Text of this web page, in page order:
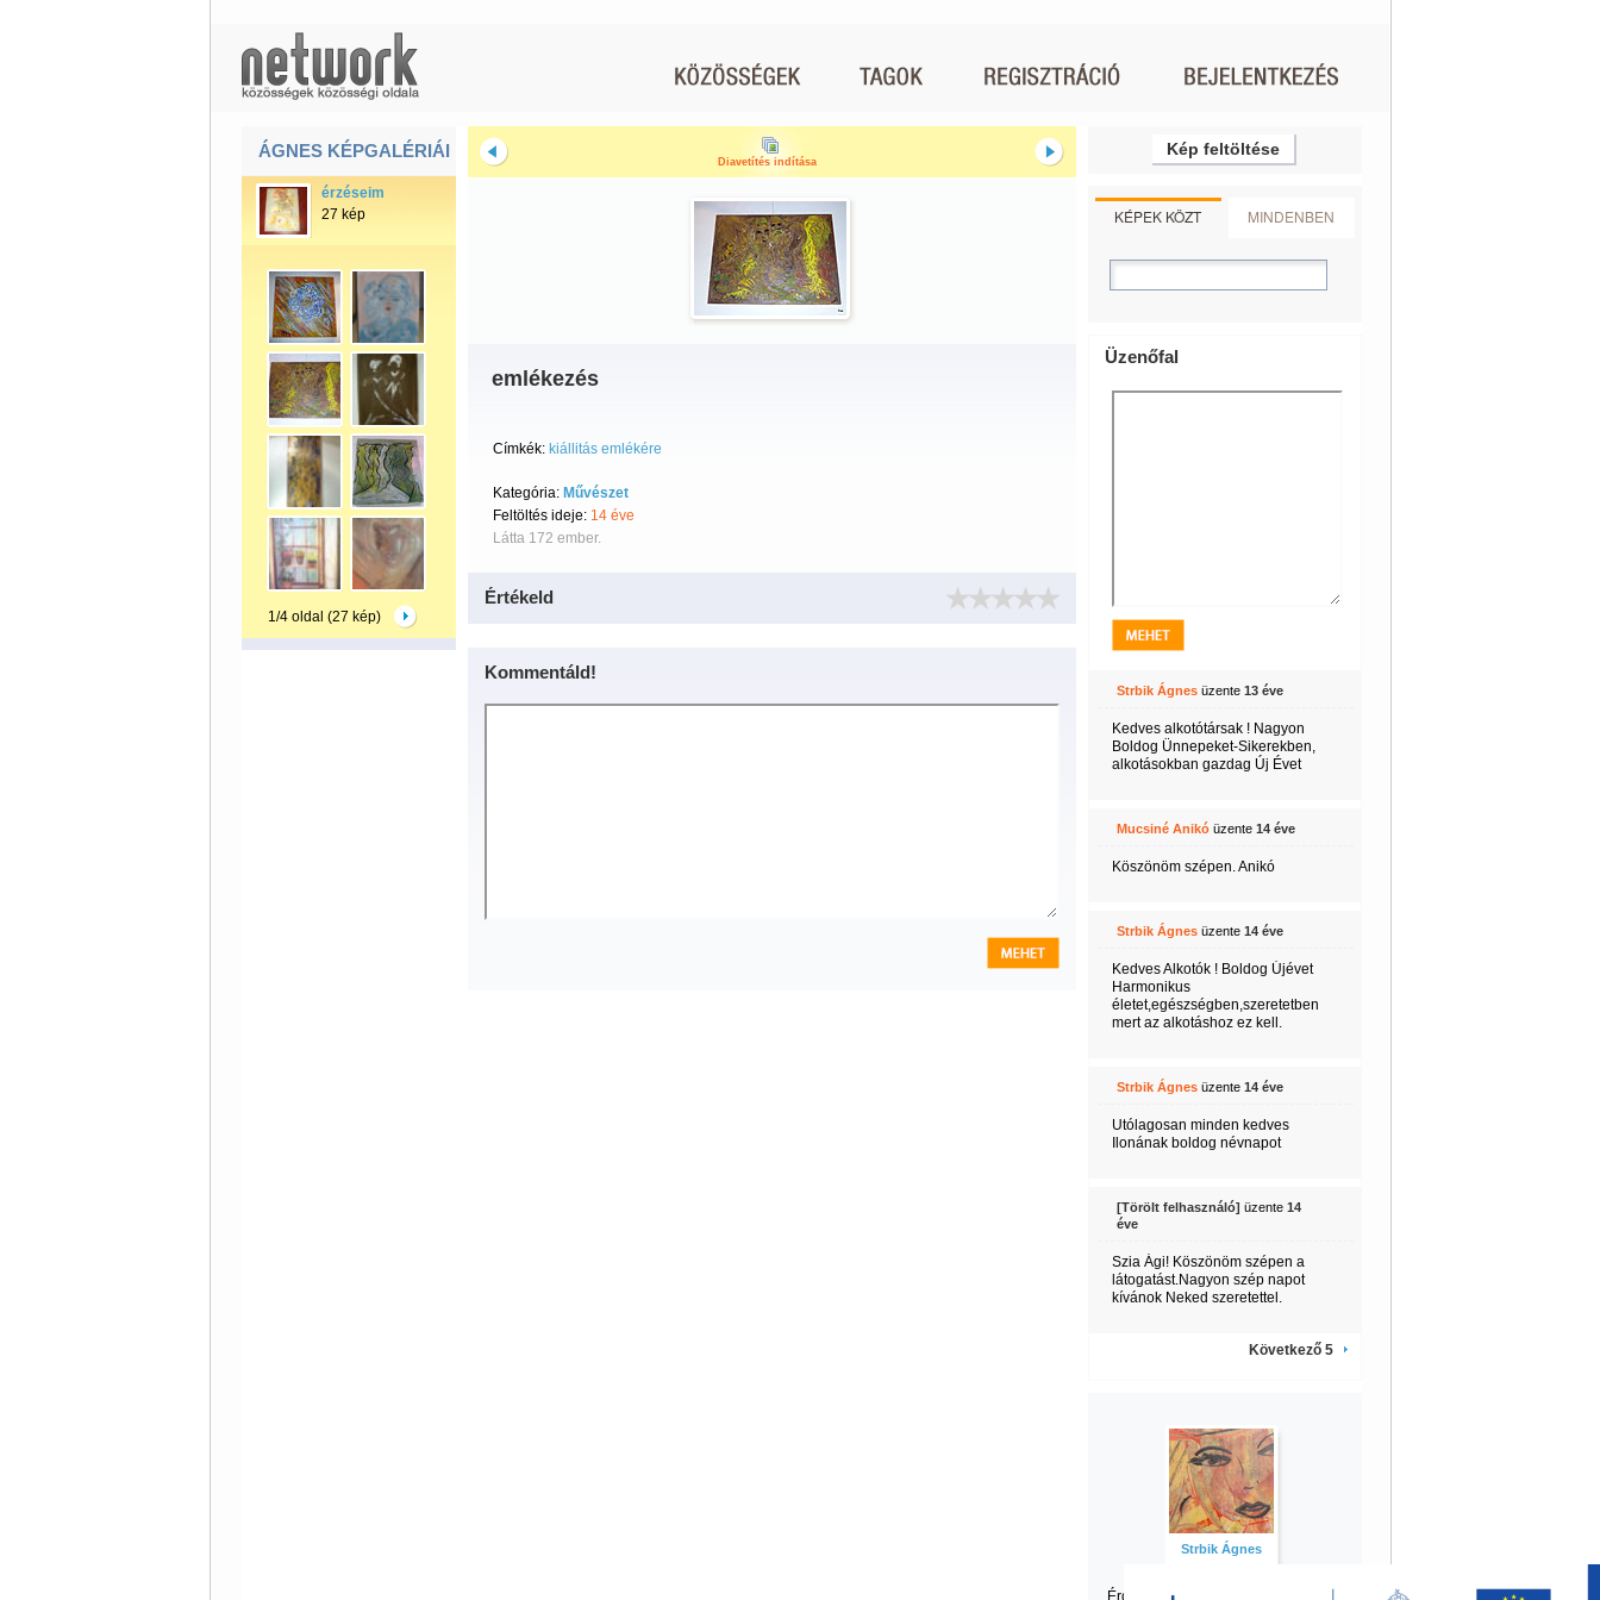
ÁGNES KÉPGALÉRIÁI
érzéseim
27 kép
1/4 oldal (27 kép)
Diavetítés indítása
emlékezés
Címkék: kiállitás emlékére
Kategória: Művészet
Feltöltés ideje: 14 éve
Látta 172 ember.
Értékeld
Kommentáld!
Kép feltöltése
KÉPEK KÖZT MINDENBEN
Üzenőfal
Strbik Ágnesüzente 13 éve
Kedves alkotótársak ! Nagyon
Boldog Ünnepeket-Sikerekben,
alkotásokban gazdag Új Évet
Mucsiné Anikóüzente 14 éve
Köszönöm szépen. Anikó
Strbik Ágnesüzente 14 éve
Kedves Alkotók ! Boldog Újévet
Harmonikus
életet,egészségben,szeretetben
mert az alkotáshoz ez kell.
Strbik Ágnesüzente 14 éve
Utólagosan minden kedves
Ilonának boldog névnapot
[Törölt felhasználó] üzente 14
éve
Szia Ági! Köszönöm szépen a
látogatást.Nagyon szép napot
kívánok Neked szeretettel.
Következő 5
Strbik Ágnes
Érdekel Ágnes